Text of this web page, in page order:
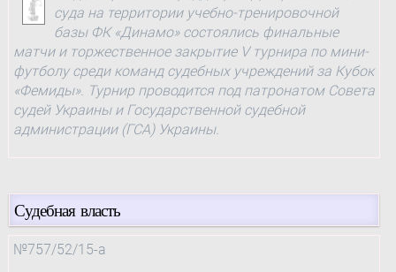
суда на территории учебно-тренировочной
базы ФК «Динамо» состоялись финальные
матчи и торжественное закрытие V турнира по мини-
футболу среди команд судебных учреждений за Кубок
«Фемиды». Турнир проводится под патронатом Совета
судей Украины и Государственной судебной
администрации (ГСА) Украины.
Судебная власть
№757/52/15-а